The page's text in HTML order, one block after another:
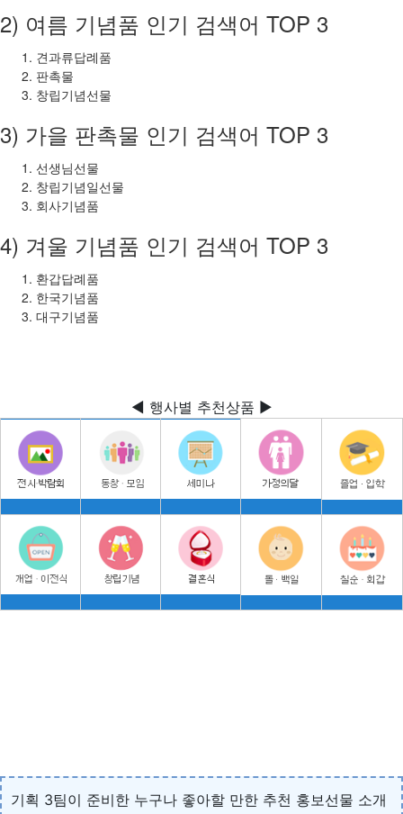
2) 여름 기념품 인기 검색어 TOP 3
견과류답례품
판촉물
창립기념선물
3) 가을 판촉물 인기 검색어 TOP 3
선생님선물
창립기념일선물
회사기념품
4) 겨울 기념품 인기 검색어 TOP 3
환갑답례품
한국기념품
대구기념품
◀ 행사별 추천상품 ▶
기획 3팀이 준비한 누구나 좋아할 만한 추천 홍보선물 소개